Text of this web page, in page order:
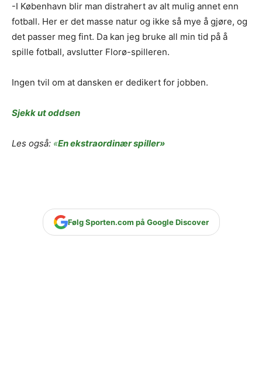
-I København blir man distrahert av alt mulig annet enn
fotball. Her er det masse natur og ikke så mye å gjøre, og
det passer meg fint. Da kan jeg bruke all min tid på å
spille fotball, avslutter Florø-spilleren.
Ingen tvil om at dansken er dedikert for jobben.
Sjekk ut oddsen
Les også: «En ekstraordinær spiller»
Følg Sporten.com på Google Discover